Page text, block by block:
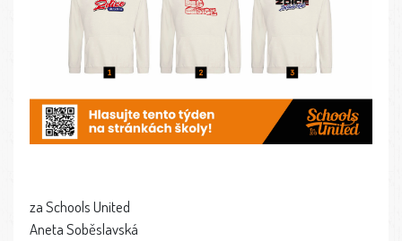
za Schools United
Aneta Soběslavská